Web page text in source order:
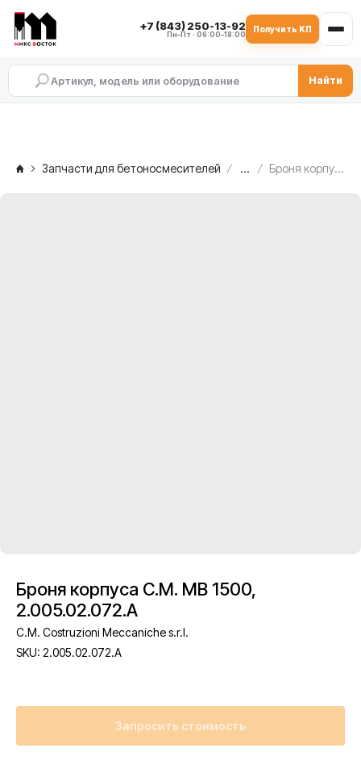
+7 (843) 250-13-92
Пн–Пт · 09:00–18:00
Получить КП
Найти
Запчасти для бетоносмесителей ... Броня корпуса C.M. MB 1500, 2.005.02.072.A
Броня корпуса C.M. MB 1500,
2.005.02.072.A
C.M. Costruzioni Meccaniche s.r.l.
SKU: 2.005.02.072.A
Запросить стоимость